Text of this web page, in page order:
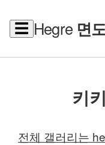
☰ Hegre 면
키
전체 갤러리는